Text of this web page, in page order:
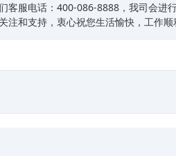
客服电话：400-086-8888，我司会进
和支持，衷心祝您生活愉快，工作顺